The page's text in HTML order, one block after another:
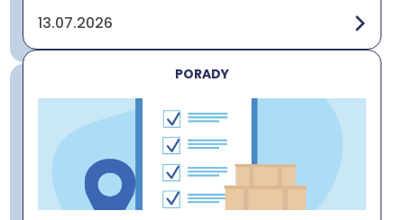
13.07.2026
PORADY